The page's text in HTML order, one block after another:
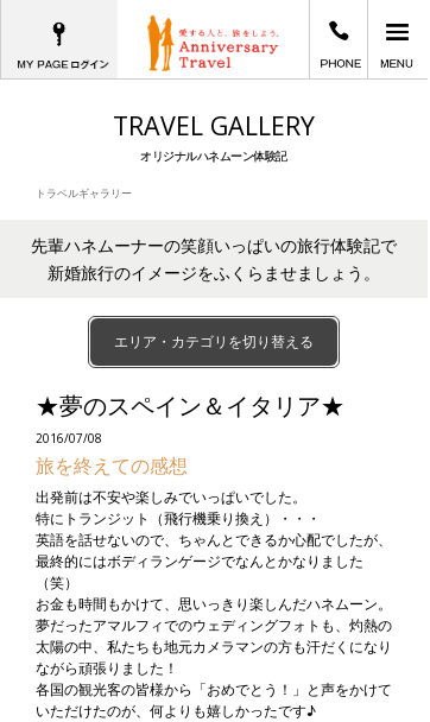
愛する人と、旅をし
TRAVEL GALLERY
オリジナルハネムーン体験記
トラベルギャラリー
先輩ハネムーナーの笑顔いっぱいの旅行体験記で
新婚旅行のイメージをふくらませましょう。
エリア・カテゴリを切り替える
★夢のスペイン＆イタリア★
2016/07/08
旅を終えての感想
出発前は不安や楽しみでいっぱいでした。
特にトランジット（飛行機乗り換え）・・・
英語を話せないので、ちゃんとできるか心配でしたが、
最終的にはボディランゲージでなんとかなりました
（笑）
お金も時間もかけて、思いっきり楽しんだハネムーン。
夢だったアマルフィでのウェディングフォトも、灼熱の
太陽の中、私たちも地元カメラマンの方も汗だくになり
ながら頑張りました！
各国の観光客の皆様から「おめでとう！」と声をかけて
いただけたのが、何よりも嬉しかったです♪